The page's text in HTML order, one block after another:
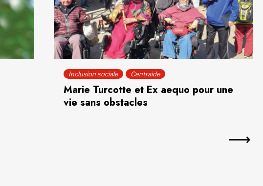
Inclusion sociale Centraide
Marie Turcotte et Ex aequo pour une
vie sans obstacles